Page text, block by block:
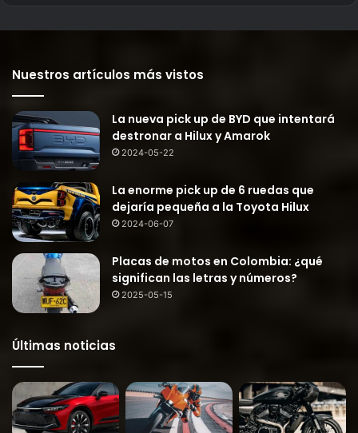
Nuestros artículos más vistos
La nueva pick up de BYD que intentará
destronar a Hilux y Amarok
2024-05-22
La enorme pick up de 6 ruedas que
dejaría pequeña a la Toyota Hilux
2024-06-07
Placas de motos en Colombia: ¿qué
significan las letras y números?
2025-05-15
Últimas noticias